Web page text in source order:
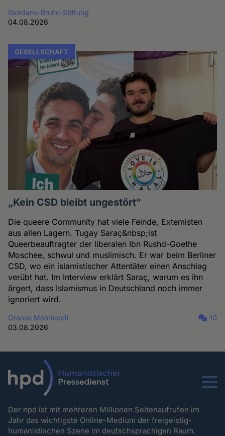
Giordano-Bruno-Stiftung
04.08.2026
GESELLSCHAFT
„Kein CSD bleibt ungestört“
Die queere Community hat viele Feinde, Extemisten
aus allen Lagern. Tugay Saraç&nbsp;ist
Queerbeauftragter der liberalen Ibn Rushd-Goethe
Moschee, schwul und muslimisch. Er war beim Berliner
CSD, wo ein islamistischer Attentäter einen Anschlag
verübt hat. Im Interview erklärt Saraç, warum es ihn
ärgert, dass Islamismus in Deutschland noch immer
ignoriert wird.
Oranus Mahmoodi
03.08.2026
10
Menu
Der hpd ist mit mehreren Millionen Seitenaufrufen im
Jahr das wichtigste Online-Medium der freigeistig-
humanistischen Szene im deutschsprachigen Raum.